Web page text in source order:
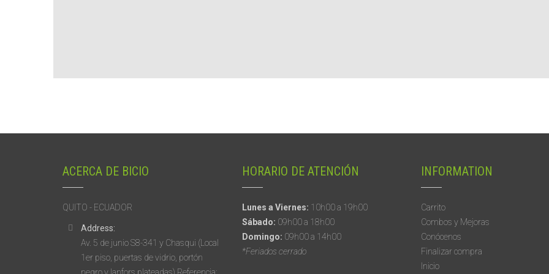
ACERCA DE BICIO
QUITO - ECUADOR
Address:
Av. 5 de junio S8-341 y Chasqui (Local
1er piso, puertas de vidrio, portón
HORARIO DE ATENCIÓN
Lunes a Viernes: 10h00 a 19h00
Sábado: 09h00 a 18h00
Domingo: 09h00 a 14h00
*Feriados cerrado
INFORMATION
Carrito
Combos y Mejoras
Conócenos
Finalizar compra
Inicio